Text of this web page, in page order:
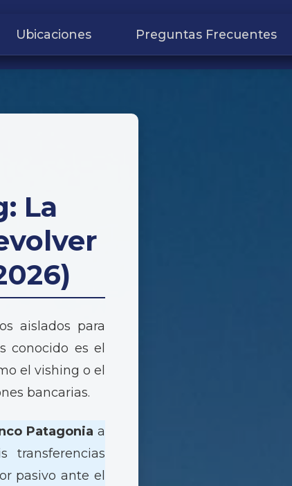
Ubicaciones Preguntas Frecuentes
La
aislados para
conocido es el
el vishing o el
bancarias.
Patagonia a
transferencias
pasivo ante el